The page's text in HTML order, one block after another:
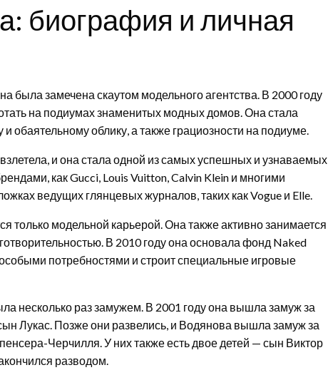
биография и личная
была замечена скаутом модельного агентства. В 2000 году
на подиумах знаменитых модных домов. Она стала
обаятельному облику, а также грациозности на подиуме.
и она стала одной из самых успешных и узнаваемых
как Gucci, Louis Vuitton, Calvin Klein и многими
ведущих глянцевых журналов, таких как Vogue и Elle.
только модельной карьерой. Она также активно занимается
В 2010 году она основала фонд Naked
потребностями и строит специальные игровые
несколько раз замужем. В 2001 году она вышла замуж за
Лукас. Позже они развелись, и Водянова вышла замуж за
Черчилля. У них также есть двое детей — сын Виктор
разводом.